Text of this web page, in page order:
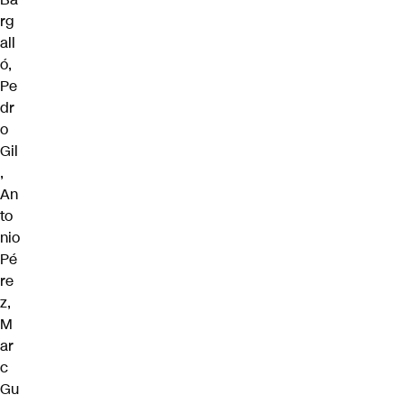
rg
all
ó,
Pe
dr
o
Gil
,
An
to
nio
Pé
re
z,
M
ar
c
Gu